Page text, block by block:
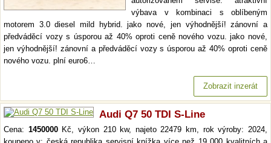
výbava v kombinaci s oblíbeným
motorem 3.0 diesel mild hybrid. jako nové, jen výhodnější! zánovní a
předváděcí vozy s úsporou až 40% oproti ceně nového vozu. jako nové,
jen výhodnější! zánovní a předváděcí vozy s úsporou až 40% oproti ceně
nového vozu. plní euro6…
Zobrazit inzerát
Audi Q7 50 TDI S-Line
Cena: 1450000Kč, výkon 210 kw, najeto 22479 km, rok výroby: 2024,